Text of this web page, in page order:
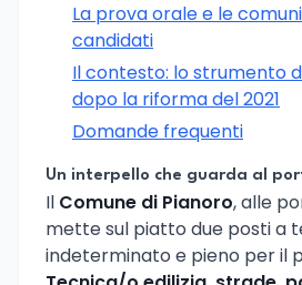
La prova orale e le
candidati
Il contesto: lo strumento
dopo la riforma del 2021
Domande frequenti
Un interpello che guarda al
Il Comune di Pianoro, alle
mette sul piatto due posti a
indeterminato e pieno per il